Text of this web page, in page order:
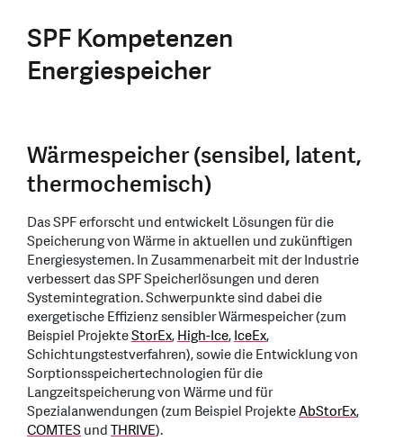
SPF Kompetenzen
Energiespeicher
Wärmespeicher (sensibel, latent,
thermochemisch)
Das SPF erforscht und entwickelt Lösungen für die
Speicherung von Wärme in aktuellen und zukünftigen
Energiesystemen. In Zusammenarbeit mit der Industrie
verbessert das SPF Speicherlösungen und deren
Systemintegration. Schwerpunkte sind dabei die
exergetische Effizienz sensibler Wärmespeicher (zum
Beispiel ProjekteStorEx,High-Ice,IceEx,
Schichtungstestverfahren), sowie die Entwicklung von
Sorptionsspeichertechnologien für die
Langzeitspeicherung von Wärme und für
Spezialanwendungen (zum Beispiel ProjekteAbStorEx,
COMTES undTHRIVE).